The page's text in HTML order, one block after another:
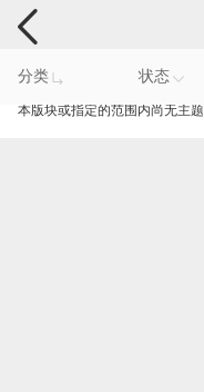
手机反馈
分类 状态
本版块或指定的范围内尚无主题